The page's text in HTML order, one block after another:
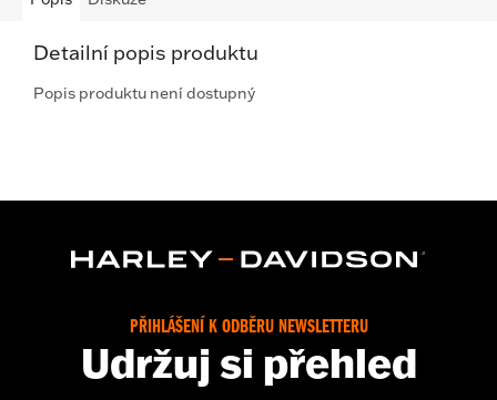
Detailní popis produktu
Popis produktu není dostupný
PŘIHLÁŠENÍ K ODBĚRU NEWSLETTERU
Udržuj si přehled